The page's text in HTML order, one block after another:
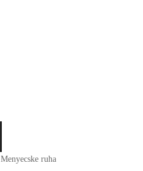
Menyecske ruha